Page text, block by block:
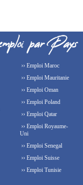
›› Emploi Maroc
›› Emploi Mauritanie
›› Emploi Oman
›› Emploi Poland
›› Emploi Qatar
›› Emploi Royaume-
Uni
›› Emploi Senegal
›› Emploi Suisse
›› Emploi Tunisie